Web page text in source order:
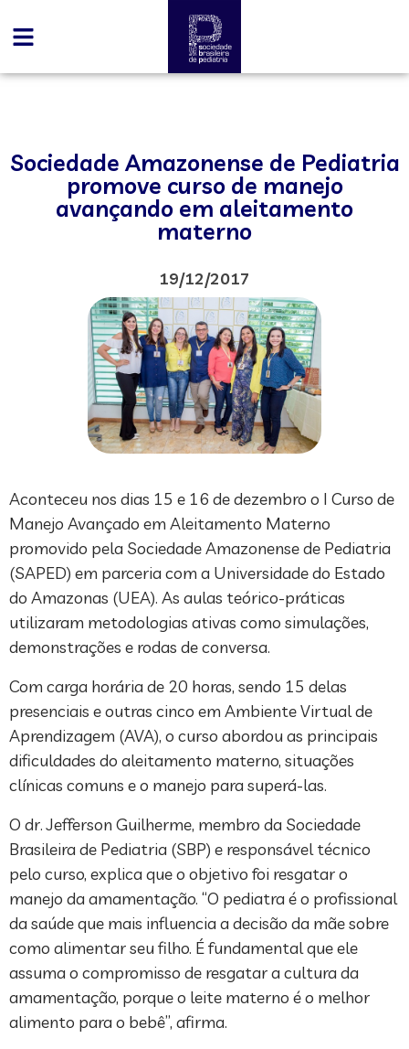
Sociedade Amazonense de Pediatria
promove curso de manejo
avançando em aleitamento
materno
19/12/2017
Aconteceu nos dias 15 e 16 de dezembro o I Curso de
Manejo Avançado em Aleitamento Materno
promovido pela Sociedade Amazonense de Pediatria
(SAPED) em parceria com a Universidade do Estado
do Amazonas (UEA). As aulas teórico-práticas
utilizaram metodologias ativas como simulações,
demonstrações e rodas de conversa.
Com carga horária de 20 horas, sendo 15 delas
presenciais e outras cinco em Ambiente Virtual de
Aprendizagem (AVA), o curso abordou as principais
dificuldades do aleitamento materno, situações
clínicas comuns e o manejo para superá-las.
O dr. Jefferson Guilherme, membro da Sociedade
Brasileira de Pediatria (SBP) e responsável técnico
pelo curso, explica que o objetivo foi resgatar o
manejo da amamentação. “O pediatra é o profissional
da saúde que mais influencia a decisão da mãe sobre
como alimentar seu filho. É fundamental que ele
assuma o compromisso de resgatar a cultura da
amamentação, porque o leite materno é o melhor
alimento para o bebê”, afirma.